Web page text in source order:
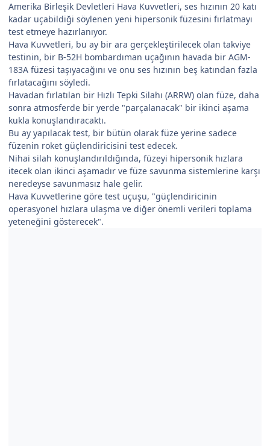
Amerika Birleşik Devletleri Hava Kuvvetleri, ses hızının 20 katı
kadar uçabildiği söylenen yeni hipersonik füzesini fırlatmayı
test etmeye hazırlanıyor.
Hava Kuvvetleri, bu ay bir ara gerçekleştirilecek olan takviye
testinin, bir B-52H bombardıman uçağının havada bir AGM-
183A füzesi taşıyacağını ve onu ses hızının beş katından fazla
fırlatacağını söyledi.
Havadan fırlatılan bir Hızlı Tepki Silahı (ARRW) olan füze, daha
sonra atmosferde bir yerde "parçalanacak" bir ikinci aşama
kukla konuşlandıracaktı.
Bu ay yapılacak test, bir bütün olarak füze yerine sadece
füzenin roket güçlendiricisini test edecek.
Nihai silah konuşlandırıldığında, füzeyi hipersonik hızlara
itecek olan ikinci aşamadır ve füze savunma sistemlerine karşı
neredeyse savunmasız hale gelir.
Hava Kuvvetlerine göre test uçuşu, "güçlendiricinin
operasyonel hızlara ulaşma ve diğer önemli verileri toplama
yeteneğini gösterecek".